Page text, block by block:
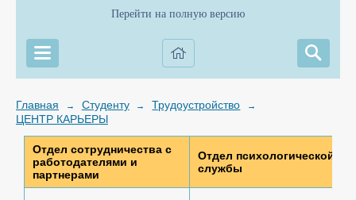
Перейти на полную версию
Главная → Студенту → Трудоустройство →
ЦЕНТР КАРЬЕРЫ
Отдел сотрудничества с
работодателями и
партнерами
Отдел психологической
службы